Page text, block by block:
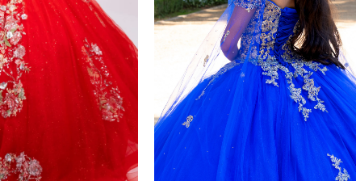
Correo electrónico